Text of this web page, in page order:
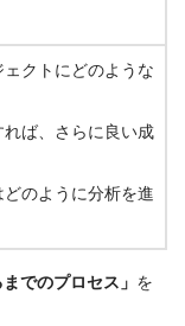
ェクトにどのような
れば、さらに良い成
どのように分析を進
でのプロセス」 を